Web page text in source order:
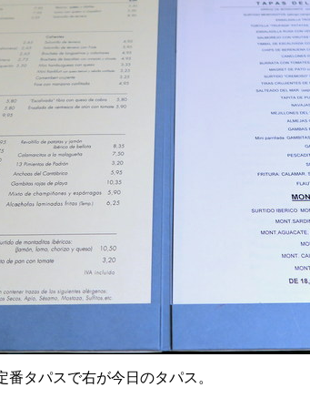
番タパスで右が今日のタパス。